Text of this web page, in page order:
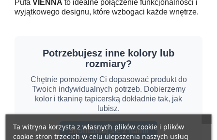
Ta witryna korzysta z własnych plików cookie i plików
cookie stron trzecich w celu ulepszenia naszych usług
Pufa VIENNA to idealne połączenie funkcjonalności i
wyjątkowego designu, które wzbogaci każde wnętrze.
Potrzebujesz inne kolory lub
rozmiary?
Chętnie pomożemy Ci dopasować produkt do
Twoich indywidualnych potrzeb. Dobierzemy
kolor i tkaninę tapicerską dokładnie tak, jak
lubisz.
Skontaktuj się z nami!